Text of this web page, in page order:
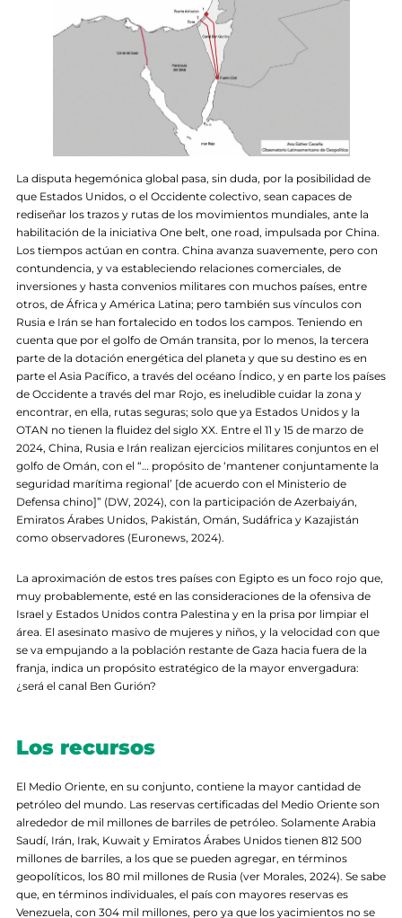
La disputa hegemónica global pasa, sin duda, por la posibilidad de
que Estados Unidos, o el Occidente colectivo, sean capaces de
rediseñar los trazos y rutas de los movimientos mundiales, ante la
habilitación de la iniciativa One belt, one road, impulsada por China.
Los tiempos actúan en contra. China avanza suavemente, pero con
contundencia, y va estableciendo relaciones comerciales, de
inversiones y hasta convenios militares con muchos países, entre
otros, de África y América Latina; pero también sus vínculos con
Rusia e Irán se han fortalecido en todos los campos. Teniendo en
cuenta que por el golfo de Omán transita, por lo menos, la tercera
parte de la dotación energética del planeta y que su destino es en
parte el Asia Pacífico, a través del océano Índico, y en parte los países
de Occidente a través del mar Rojo, es ineludible cuidar la zona y
encontrar, en ella, rutas seguras; solo que ya Estados Unidos y la
OTAN no tienen la fluidez del siglo XX. Entre el 11 y 15 de marzo de
2024, China, Rusia e Irán realizan ejercicios militares conjuntos en el
golfo de Omán, con el “… propósito de ‘mantener conjuntamente la
seguridad marítima regional’ [de acuerdo con el Ministerio de
Defensa chino]” (DW, 2024), con la participación de Azerbaiyán,
Emiratos Árabes Unidos, Pakistán, Omán, Sudáfrica y Kazajistán
como observadores (Euronews, 2024).
La aproximación de estos tres países con Egipto es un foco rojo que,
muy probablemente, esté en las consideraciones de la ofensiva de
Israel y Estados Unidos contra Palestina y en la prisa por limpiar el
área. El asesinato masivo de mujeres y niños, y la velocidad con que
se va empujando a la población restante de Gaza hacia fuera de la
franja, indica un propósito estratégico de la mayor envergadura:
¿será el canal Ben Gurión?
Los recursos
El Medio Oriente, en su conjunto, contiene la mayor cantidad de
petróleo del mundo. Las reservas certificadas del Medio Oriente son
alrededor de mil millones de barriles de petróleo. Solamente Arabia
Saudí, Irán, Irak, Kuwait y Emiratos Árabes Unidos tienen 812 500
millones de barriles, a los que se pueden agregar, en términos
geopolíticos, los 80 mil millones de Rusia (ver Morales, 2024). Se sabe
que, en términos individuales, el país con mayores reservas es
Venezuela, con 304 mil millones, pero ya que los yacimientos no se